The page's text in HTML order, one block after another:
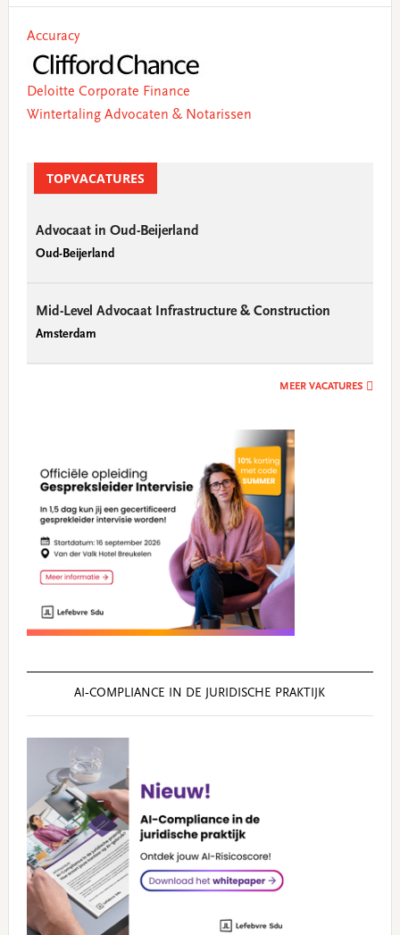
Sidebar
Accuracy
Deloitte Corporate Finance
Wintertaling Advocaten & Notarissen
TOPVACATURES
Advocaat in Oud-Beijerland
Oud-Beijerland
Mid-Level Advocaat Infrastructure & Construction
Amsterdam
MEER VACATURES
AI‑COMPLIANCE IN DE JURIDISCHE PRAKTIJK